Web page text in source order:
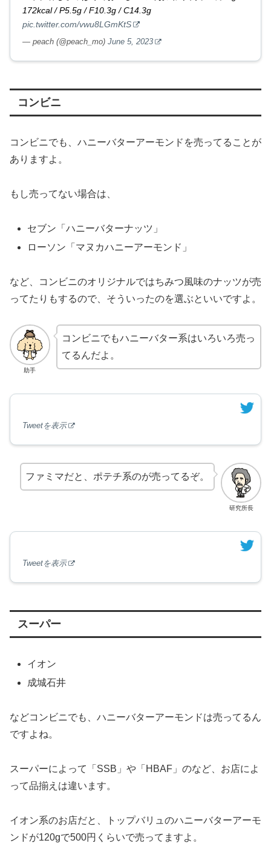
172kcal / P5.5g / F10.3g / C14.3g
pic.twitter.com/vwu8LGmKtS
— peach (@peach_mo) June 5, 2023
コンビニ
コンビニでも、ハニーバターアーモンドを売ってることが
ありますよ。
もし売ってない場合は、
セブン「ハニーバターナッツ」
ローソン「マヌカハニーアーモンド」
など、コンビニのオリジナルではちみつ風味のナッツが売
ってたりもするので、そういったのを選ぶといいですよ。
助手
コンビニでもハニーバター系はいろいろ売っ
てるんだよ。
Tweetを表示
研究所長
ファミマだと、ポテチ系のが売ってるぞ。
Tweetを表示
スーパー
イオン
成城石井
などコンビニでも、ハニーバターアーモンドは売ってるん
ですよね。
スーパーによって「SSB」や「HBAF」のなど、お店によ
って品揃えは違います。
イオン系のお店だと、トップバリュのハニーバターアーモ
ンドが120gで500円くらいで売ってますよ。